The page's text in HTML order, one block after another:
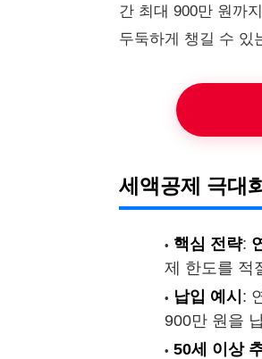
간 최대 900만 원까
두둑하게 챙길 수 있
세액공제 극대
핵심 전략:
제 한도를 적
납입 예시 :
900만 원을
50세 이상